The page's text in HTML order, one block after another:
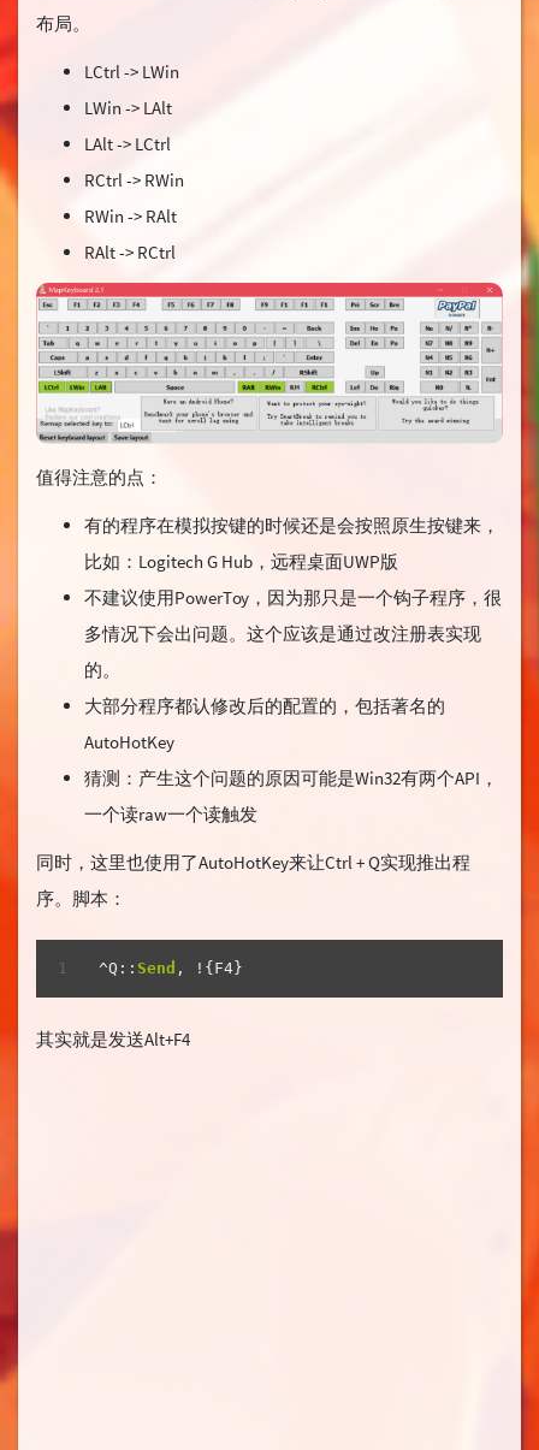
布局。
LCtrl -> LWin
LWin -> LAlt
LAlt -> LCtrl
RCtrl -> RWin
RWin -> RAlt
RAlt -> RCtrl
值得注意的点：
有的程序在模拟按键的时候还是会按照原生按键来，
比如：Logitech G Hub，远程桌面UWP版
不建议使用PowerToy，因为那只是一个钩子程序，很
多情况下会出问题。这个应该是通过改注册表实现
的。
大部分程序都认修改后的配置的，包括著名的
AutoHotKey
猜测：产生这个问题的原因可能是Win32有两个API，
一个读raw一个读触发
同时，这里也使用了AutoHotKey来让Ctrl + Q实现推出程
序。脚本：
^Q:: Send , !{F4}
其实就是发送Alt+F4